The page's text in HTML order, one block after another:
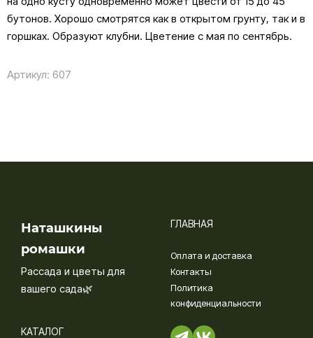
бутонов. Хорошо смотрятся как в открытом грунту, так и в
горшках. Образуют клубни. Цветение с мая по сентябрь.
Артикул: 607
Наташкины
ромашки
Рассада и цветы для
вашего сада🌿
ГЛАВНАЯ
Оплата и доставка
Контакты
Политика
конфиденциальности
КАТАЛОГ